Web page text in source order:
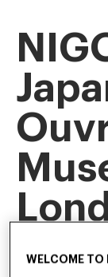
Cette exposition
consacrée à
WELCOME TO